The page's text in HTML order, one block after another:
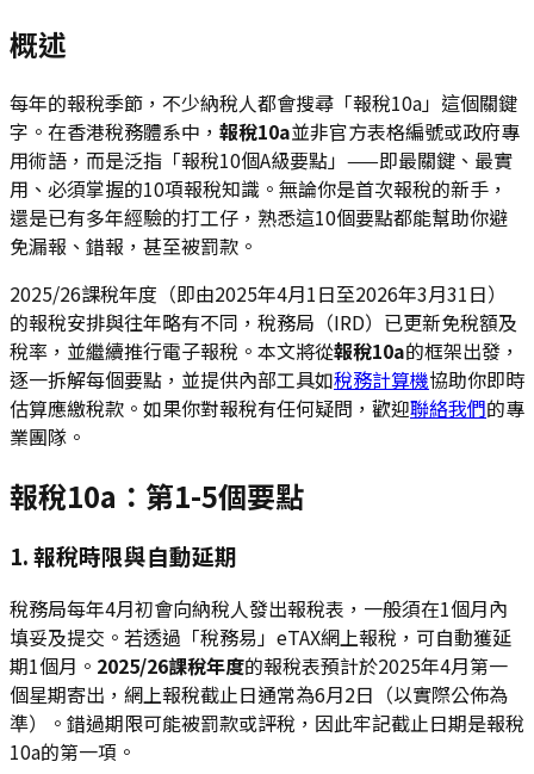
概述
每年的報稅季節，不少納稅人都會搜尋「報稅10a」這個關鍵
字。在香港稅務體系中， 報稅10a並非官方表格編號或政府專
用術語，而是泛指「報稅10個A級要點」——即最關鍵、最實
用、必須掌握的10項報稅知識。無論你是首次報稅的新手，
還是已有多年經驗的打工仔，熟悉這10個要點都能幫助你避
免漏報、錯報，甚至被罰款。
2025/26課稅年度（即由2025年4月1日至2026年3月31日）
的報稅安排與往年略有不同，稅務局（IRD）已更新免稅額及
稅率，並繼續推行電子報稅。本文將從報稅10a的框架出發，
逐一拆解每個要點，並提供內部工具如稅務計算機協助你即時
估算應繳稅款。如果你對報稅有任何疑問，歡迎聯絡我們的專
業團隊。
報稅10a：第1-5個要點
1. 報稅時限與自動延期
稅務局每年4月初會向納稅人發出報稅表，一般須在1個月內
填妥及提交。若透過「稅務易」eTAX網上報稅，可自動獲延
期1個月。 2025/26課稅年度的報稅表預計於2025年4月第一
個星期寄出，網上報稅截止日通常為6月2日（以實際公佈為
準）。錯過期限可能被罰款或評稅，因此牢記截止日期是報稅
10a的第一項。